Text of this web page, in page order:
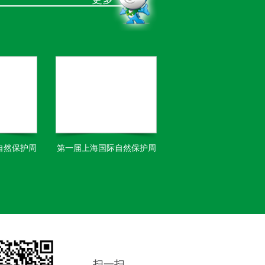
然保护周 第一届上海国际自然保护周